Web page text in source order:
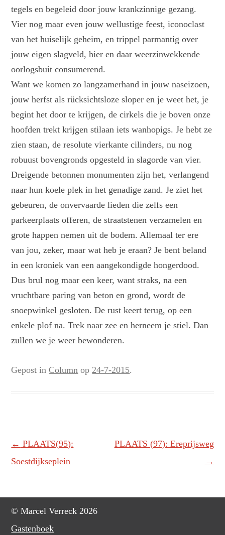
tegels en begeleid door jouw krankzinnige gezang.
Vier nog maar even jouw wellustige feest, iconoclast
van het huiselijk geheim, en trippel parmantig over
jouw eigen slagveld, hier en daar weerzinwekkende
oorlogsbuit consumerend.
Want we komen zo langzamerhand in jouw naseizoen,
jouw herfst als rücksichtsloze sloper en je weet het, je
begint het door te krijgen, de cirkels die je boven onze
hoofden trekt krijgen stilaan iets wanhopigs. Je hebt ze
zien staan, de resolute vierkante cilinders, nu nog
robuust bovengronds opgesteld in slagorde van vier.
Dreigende betonnen monumenten zijn het, verlangend
naar hun koele plek in het genadige zand. Je ziet het
gebeuren, de onvervaarde lieden die zelfs een
parkeerplaats offeren, de straatstenen verzamelen en
grote happen nemen uit de bodem. Allemaal ter ere
van jou, zeker, maar wat heb je eraan? Je bent beland
in een kroniek van een aangekondigde hongerdood.
Dus brul nog maar een keer, want straks, na een
vruchtbare paring van beton en grond, wordt de
snoepwinkel gesloten. De rust keert terug, op een
enkele plof na. Trek naar zee en herneem je stiel. Dan
zullen we je weer bewonderen.
Gepost inColumn op 24-7-2015.
Berichtnavigatie
← PLAATS(95):
Soestdijkseplein
PLAATS (97): Ereprijsweg
→
© Marcel Verreck 2026
Gastenboek